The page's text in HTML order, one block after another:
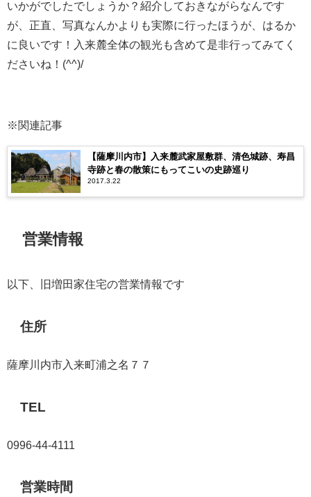
いかがでしたでしょうか？紹介しておきながらなんです
が、正直、写真なんかよりも実際に行ったほうが、はるか
に良いです！入来麓全体の観光も含めて是非行ってみてく
ださいね！(^^)/
※関連記事
【薩摩川内市】入来麓武家屋敷群、清色城跡、寿昌
寺跡と春の散策にもってこいの史跡巡り
2017.3.22
営業情報
以下、旧増田家住宅の営業情報です
住所
薩摩川内市入来町浦之名７７
TEL
0996-44-4111
営業時間